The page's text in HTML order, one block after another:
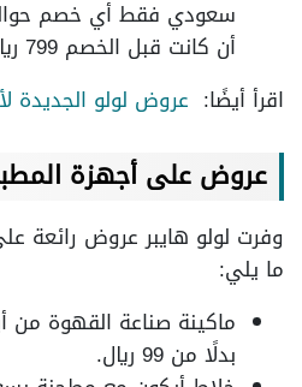
أن كانت قبل الخصم 799 ريال سعودي.
اقرأ أيضًا: عروض لولو الجديدة
عروض على أجهزة
وفرت لولو هايبر عروض رائعة
ما يلي:
بدلًا من 99 ريال.